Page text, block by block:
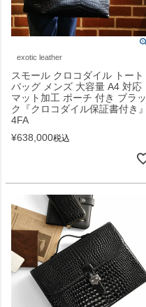
exotic leather
スモール クロコダイル トート
バッグ メンズ 大容量 A4 対応
マット加工 ポーチ 付き ブラッ
ク『クロコダイル保証書付き』
4FA
¥638,000税込